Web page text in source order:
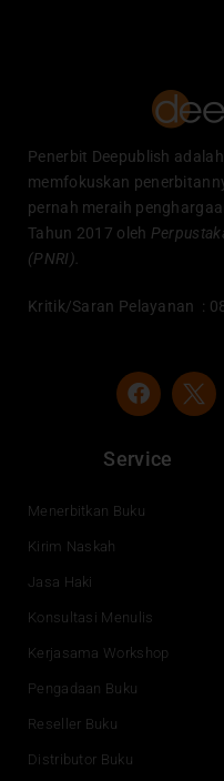
Penerbit Deepublish
memfokuskan
pernah meraih
Tahun 2017 oleh
(PNRI).
Kritik/Saran Pelayanan :
F
a
e
b
o
Service
Menerbitkan Buku
Kirim Naskah
Jasa Haki
Konsultasi Menulis
Kerjasama Workshop
Pengadaan Buku
Reseller Buku
Distributor Buku